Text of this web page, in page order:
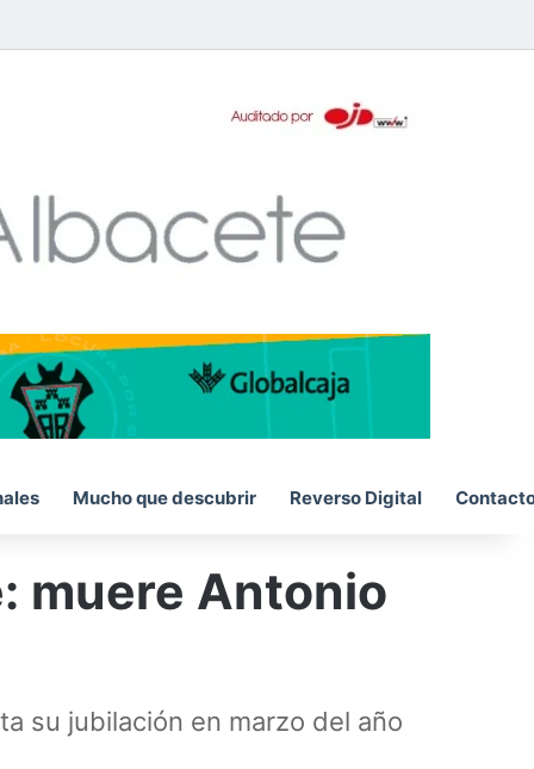
Mucho que descubrir Reverso Digital
muere Antonio
su jubilación en marzo del año